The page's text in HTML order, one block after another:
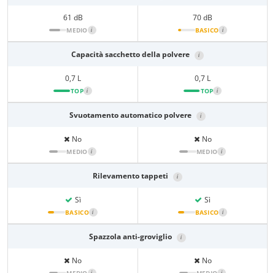
61 dB
MEDIO i
70 dB
BASICO i
Capacità sacchetto della polvere i
0,7 L
TOP i
0,7 L
TOP i
Svuotamento automatico polvere i
No
MEDIO i
No
MEDIO i
Rilevamento tappeti i
Sì
BASICO i
Sì
BASICO i
Spazzola anti-groviglio i
No No